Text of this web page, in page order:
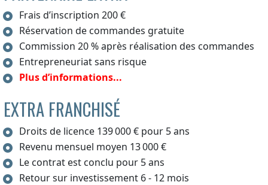
Frais d’inscription 200 €
Réservation de commandes gratuite
Commission 20 % après réalisation des commandes
Entrepreneuriat sans risque
Plus d’informations...
EXTRA FRANCHISÉ
Droits de licence 139 000 € pour 5 ans
Revenu mensuel moyen 13 000 €
Le contrat est conclu pour 5 ans
Retour sur investissement 6 - 12 mois